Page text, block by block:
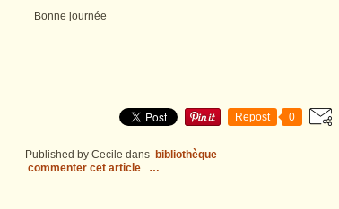
Bonne journée
Repost 0
Published by Cecile dans bibliothèque
commenter cet article
…